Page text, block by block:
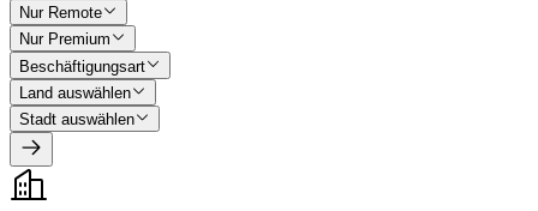
Nur Remote
Nur Premium
Beschäftigungsart
Land auswählen
Stadt auswählen